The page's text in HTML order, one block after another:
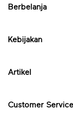
Berbelanja
Kebijakan
Artikel
Customer Service